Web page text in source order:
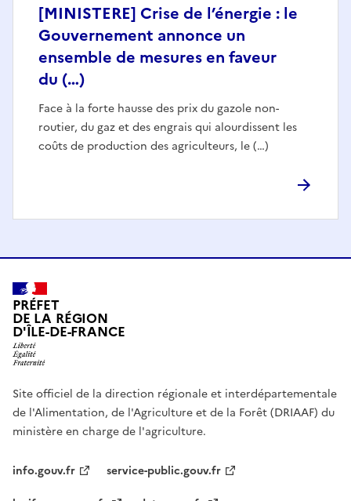
[MINISTERE] Crise de l’énergie : le
Gouvernement annonce un
ensemble de mesures en faveur
du (…)
Face à la forte hausse des prix du gazole non-
routier, du gaz et des engrais qui alourdissent les
coûts de production des agriculteurs, le (…)
PRÉFET
DE LA RÉGION
D'ÎLE-DE-FRANCE
Site officiel de la direction régionale et interdépartementale
de l'Alimentation, de l'Agriculture et de la Forêt (DRIAAF) du
ministère en charge de l'agriculture.
info.gouv.fr
service-public.gouv.fr